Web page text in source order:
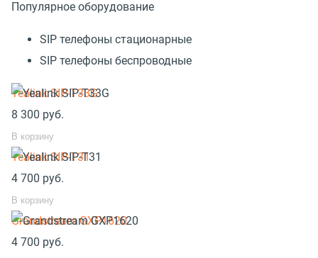
Популярное оборудование
SIP телефоны стационарные
SIP телефоны беспроводные
Yealink SIP-T33G
8 300 руб.
В корзину
Yealink SIP-T31
4 700 руб.
В корзину
Grandstream GXP1620
4 700 руб.